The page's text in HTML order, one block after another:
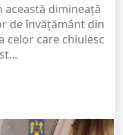
dimineață
de învățământ din
celor care chiulesc